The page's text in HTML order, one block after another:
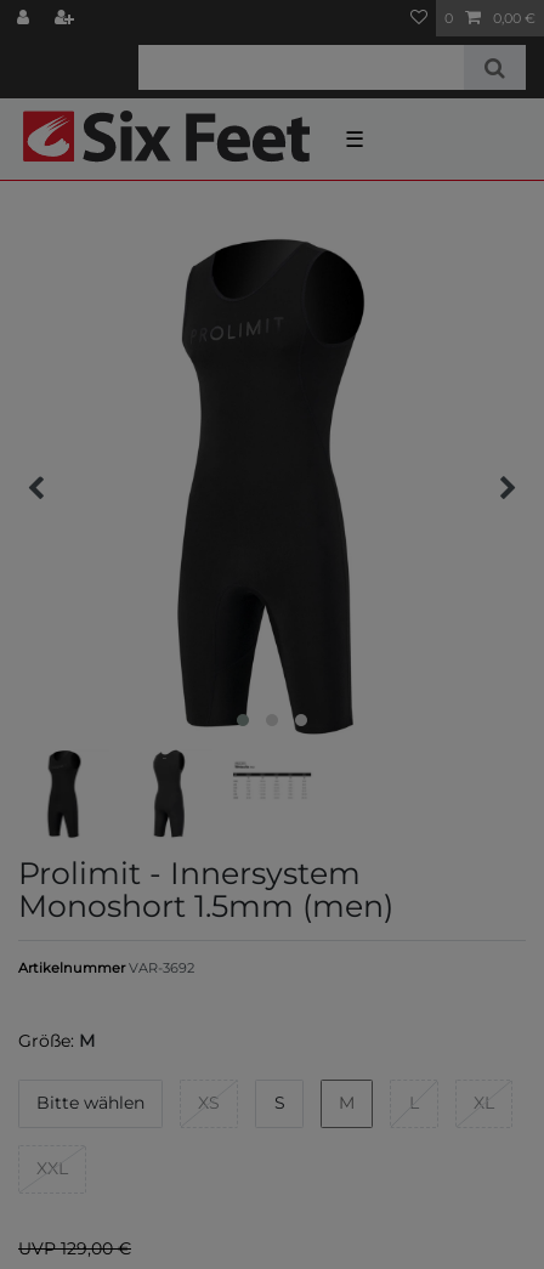
0 0,00 €
☰
Prolimit - Innersystem
Monoshort 1.5mm (men)
ArtikelnummerVAR-3692
Größe: M
Bitte wählen XS S M L XL
XXL
UVP 129,00 €